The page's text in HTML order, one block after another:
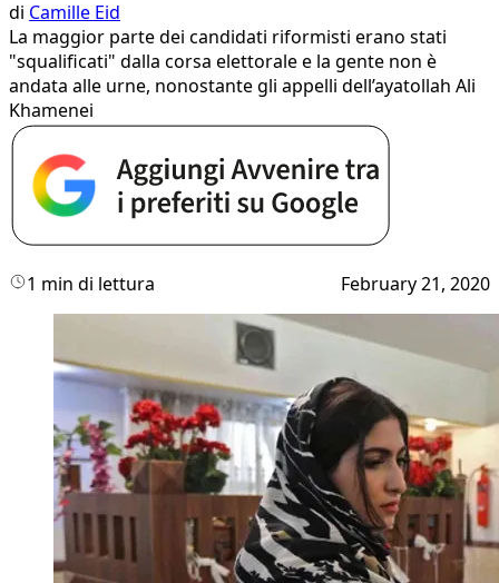
di Camille Eid
La maggior parte dei candidati riformisti erano stati
"squalificati" dalla corsa elettorale e la gente non è
andata alle urne, nonostante gli appelli dell’ayatollah Ali
Khamenei
1 min di lettura February 21, 2020